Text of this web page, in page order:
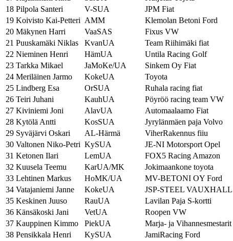
18 Pilpola Santeri V-SUA
JPM Fiat
19 Koivisto Kai-Petteri AMM
Klemolan Betoni Ford
20 Mäkynen Harri VaaSAS
Fixus VW
21 Puuskamäki Niklas KvanUA
Team Riihimäki fiat
22 Nieminen Henri HämUA
Untila Racing Golf
23 Tarkka Mikael JaMoKe/UA
Sinkem Oy Fiat
24 Meriläinen Jarmo KokeUA
Toyota
25 Lindberg Esa OrSUA
Ruhala racing fiat
26 Teiri Juhani KauhUA
Pöyröö racing team VW
27 Kiviniemi Joni AlavUA
Automaalaamo Fiat
28 Kytölä Antti KosSUA
Jyrylänmäen paja Volvo
29 Syväjärvi Oskari AL-Härmä
ViherRakennus fiiu
30 Valtonen Niko-Petri KySUA
JE-NI Motorsport Opel
31 Ketonen Ilari LemUA
FOX5 Racing Amazon
32 Kuusela Teemu KarUA/MK
Jokimaankone toyota
33 Lehtinen Markus HoMK/UA
MV-BETONI OY Ford
34 Vatajaniemi Janne KokeUA
JSP-STEEL VAUXHALL
35 Keskinen Juuso RauUA
Lavilan Paja S-kortti
36 Känsäkoski Jani VetUA
Roopen VW
37 Kauppinen Kimmo PiekUA
Marja- ja
38 Pensikkala Henri KySUA
JamiRacing Ford